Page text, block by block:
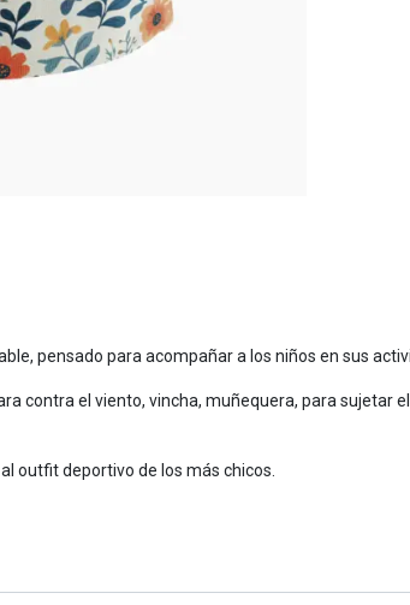
pensado para acompañar a los niños en sus
contra el viento, vincha, muñequera, para sujetar
outfit deportivo de los más chicos.